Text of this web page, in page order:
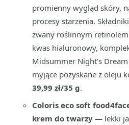
promienny wygląd skóry,
procesy starzenia.
zwany roślinnym
kwas hialuronowy,
Midsummer Night’s
myjące pozyskane z oleju
39,99 zł/35 g.
Coloris eco soft
krem do twarzy — lekki